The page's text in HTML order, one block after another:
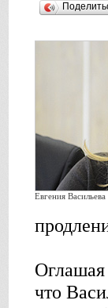
Евгения
Оглашая
что